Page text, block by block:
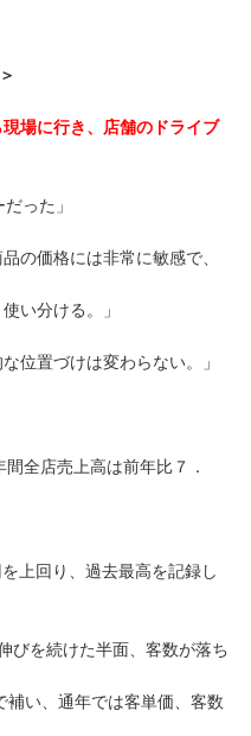
場に行き、店舗のドライブ
った」
の価格には非常に敏感で、
い分ける。」
位置づけは変わらない。」
全店売上高は前年比７．
上回り、過去最高を記録し
びを続けた半面、客数が落ち
い、通年では客単価、客数